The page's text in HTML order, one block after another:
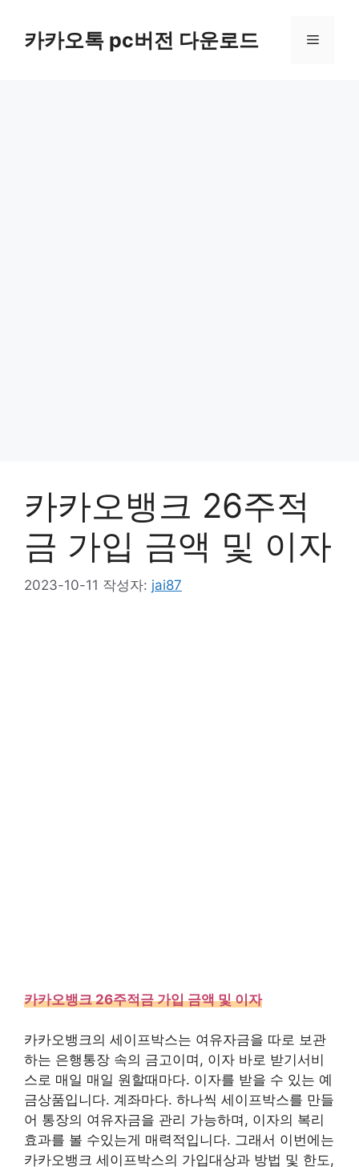
카카오톡 pc버전 다운로드 메
카카오뱅크 26주적
금 가입 금액 및 이자
2023-10-11 작성자: jai87
카카오뱅크 26주적금 가입 금액 및 이자
카카오뱅크의 세이프박스는 여유자금을 따로 보관
하는 은행통장 속의 금고이며, 이자 바로 받기서비
스로 매일 매일 원할때마다. 이자를 받을 수 있는 예
금상품입니다. 계좌마다. 하나씩 세이프박스를 만들
어 통장의 여유자금을 관리 가능하며, 이자의 복리
효과를 볼 수있는게 매력적입니다. 그래서 이번에는
카카오뱅크 세이프박스의 가입대상과 방법 및 한도,